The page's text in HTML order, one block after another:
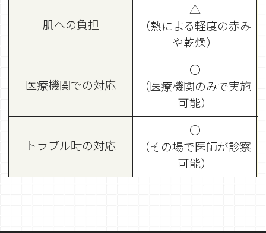
肌への負担
△
（熱による軽度の赤み
や乾燥）
医療機関での対応
〇
（医療機関のみで実施
可能）
トラブル時の対応
〇
（その場で医師が診察
可能）